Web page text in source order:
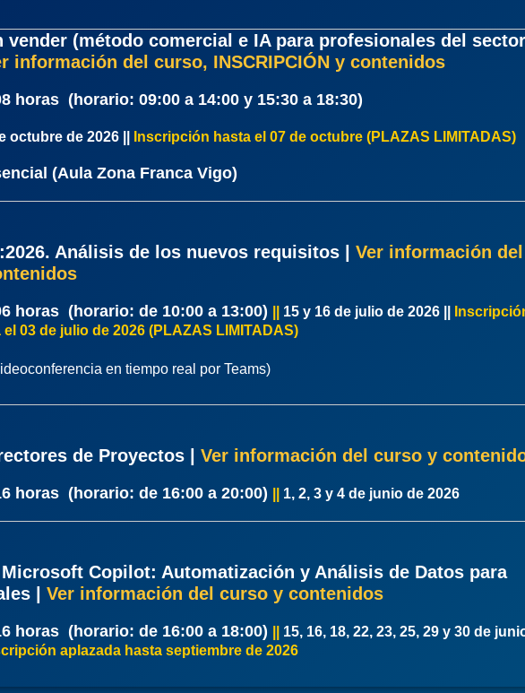
vender (método comercial e IA para profesionales del sector
información del curso, INSCRIPCIÓN y contenidos
horas (horario: 09:00 a 14:00 y 15:30 a 18:30)
octubre de 2026 Inscripción hasta el 07 de octubre (PLAZAS LIMITADAS)
(Aula Zona Franca Vigo)
Análisis de los nuevos requisitos
Ver información del
horas (horario: de 10:00 a 13:00) 15 y 16 de julio de 2026 ||
03 de julio de 2026 (PLAZAS LIMITADAS)
en tiempo real por Teams)
de Proyectos | Ver información del curso y
horas (horario: de 16:00 a 20:00) 1, 2, 3 y 4 de junio de 2026
Copilot: Automatización y Análisis de Datos para
| Ver información del curso y contenidos
horas (horario: de 16:00 a 18:00)
15, 16, 18, 22, 23, 25, 29 y 30 de
aplazada hasta septiembre de 2026